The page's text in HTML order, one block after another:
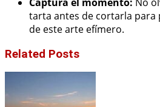
tarta antes de cortarla para
de este arte efímero.
Related Posts